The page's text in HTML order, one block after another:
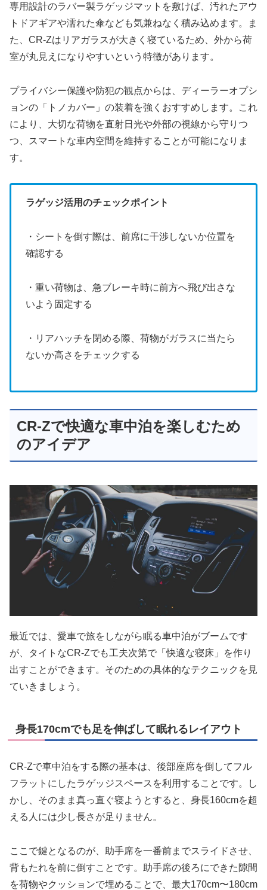
専用設計のラバー製ラゲッジマットを敷けば、汚れたアウ
トドアギアや濡れた傘なども気兼ねなく積み込めます。ま
た、CR-Zはリアガラスが大きく寝ているため、外から荷
室が丸見えになりやすいという特徴があります。
プライバシー保護や防犯の観点からは、ディーラーオプシ
ョンの「トノカバー」の装着を強くおすすめします。これ
により、大切な荷物を直射日光や外部の視線から守りつ
つ、スマートな車内空間を維持することが可能になりま
す。
ラゲッジ活用のチェックポイント
・シートを倒す際は、前席に干渉しないか位置を
確認する
・重い荷物は、急ブレーキ時に前方へ飛び出さな
いよう固定する
・リアハッチを閉める際、荷物がガラスに当たら
ないか高さをチェックする
CR-Zで快適な車中泊を楽しむため
のアイデア
最近では、愛車で旅をしながら眠る車中泊がブームです
が、タイトなCR-Zでも工夫次第で「快適な寝床」を作り
出すことができます。そのための具体的なテクニックを見
ていきましょう。
身長170cmでも足を伸ばして眠れるレイアウト
CR-Zで車中泊をする際の基本は、後部座席を倒してフル
フラットにしたラゲッジスペースを利用することです。し
かし、そのまま真っ直ぐ寝ようとすると、身長160cmを超
える人には少し長さが足りません。
ここで鍵となるのが、助手席を一番前までスライドさせ、
背もたれを前に倒すことです。助手席の後ろにできた隙間
を荷物やクッションで埋めることで、最大170cm〜180cm